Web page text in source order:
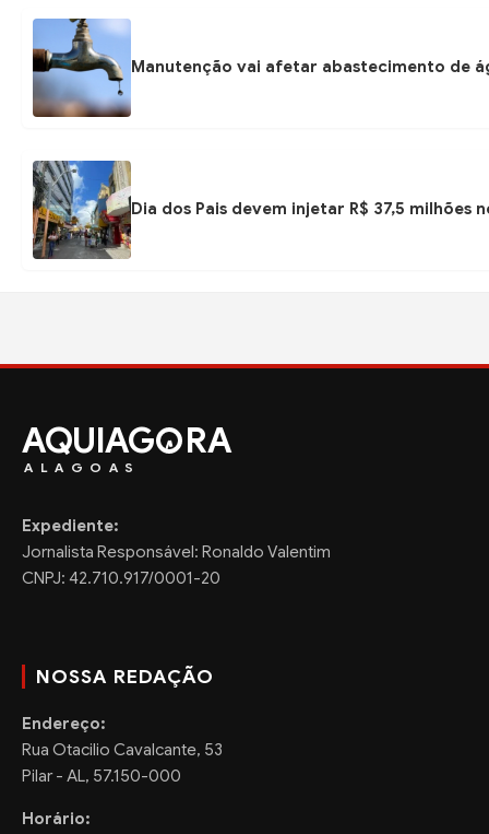
Manutenção vai afetar abastecimento de
Dia dos Pais devem injetar R$ 37,5 milhões
AQUIAG RA
ALAGOAS
Expediente:
Jornalista Responsável: Ronaldo Valentim
CNPJ: 42.710.917/0001-20
NOSSA REDAÇÃO
Endereço:
Rua Otacilio Cavalcante, 53
Pilar - AL, 57.150-000
Horário: